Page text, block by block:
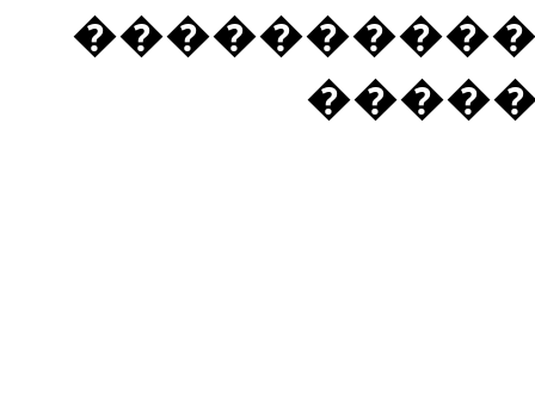
����������